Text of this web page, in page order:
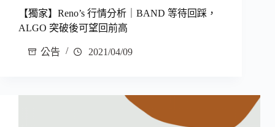
【獨家】Reno’s 行情分析｜BAND 等待回踩，
ALGO 突破後可望回前高
公告 2021/04/09